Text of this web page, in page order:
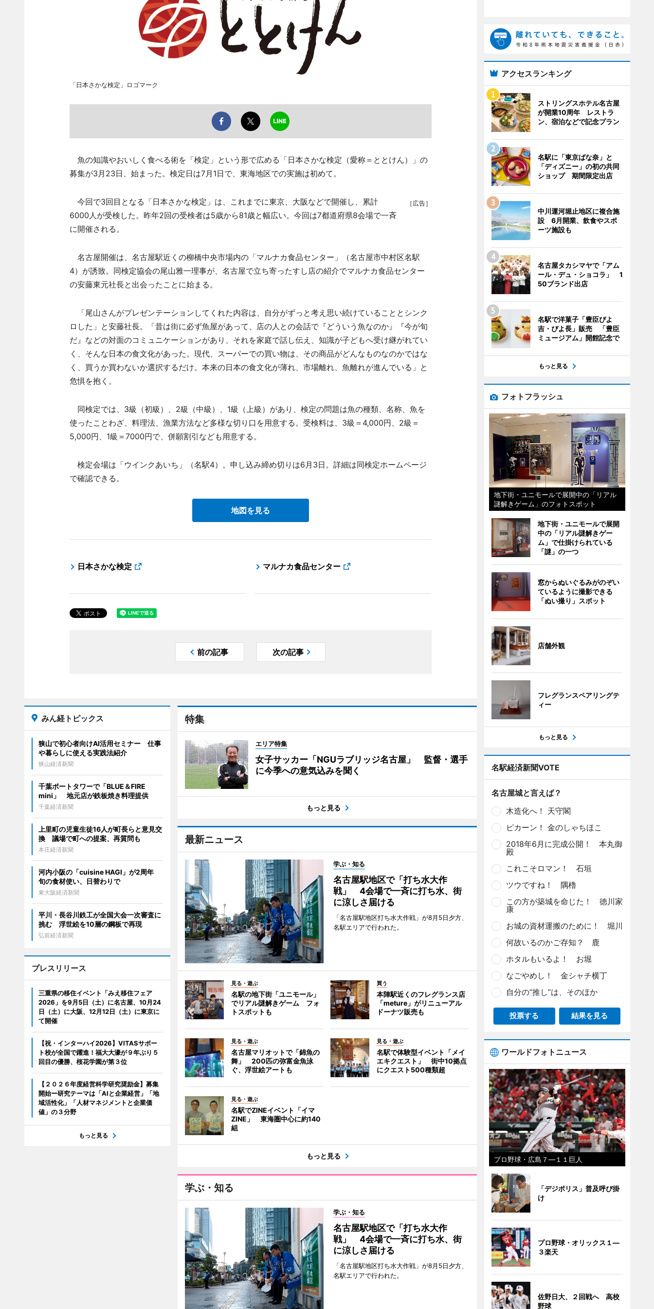
「日本さかな検定」ロゴマーク
魚の知識やおいしく食べる術を「検定」という形で広める「日本さかな検定（愛称＝ととけん）」の
募集が3月23日、始まった。検定日は7月1日で、東海地区での実施は初めて。
［広告］
今回で3回目となる「日本さかな検定」は、これまでに東京、大阪などで開催し、累計
6000人が受検した。昨年2回の受検者は5歳から81歳と幅広い。今回は7都道府県8会場で一斉
に開催される。
名古屋開催は、名古屋駅近くの柳橋中央市場内の「マルナカ食品センター」（名古屋市中村区名駅
4）が誘致。同検定協会の尾山雅一理事が、名古屋で立ち寄ったすし店の紹介でマルナカ食品センター
の安藤東元社長と出会ったことに始まる。
「尾山さんがプレゼンテーションしてくれた内容は、自分がずっと考え思い続けていることとシンク
ロした」と安藤社長。「昔は街に必ず魚屋があって、店の人との会話で『どういう魚なのか』『今が旬
だ』などの対面のコミュニケーションがあり、それを家庭で話し伝え、知識が子どもへ受け継がれてい
く、そんな日本の食文化があった。現代、スーパーでの買い物は、その商品がどんなものなのかではな
く、買うか買わないか選択するだけ。本来の日本の食文化が薄れ、市場離れ、魚離れが進んでいる」と
危惧を抱く。
同検定では、3級（初級）、2級（中級）、1級（上級）があり、検定の問題は魚の種類、名称、魚を
使ったことわざ、料理法、漁業方法など多様な切り口を用意する。受検料は、3級＝4,000円、2級＝
5,000円、1級＝7000円で、併願割引なども用意する。
検定会場は「ウインクあいち」（名駅4）。申し込み締め切りは6月3日。詳細は同検定ホームページ
で確認できる。
地図を見る
日本さかな検定 マルナカ食品センター
前の記事 次の記事
特集
エリア特集
女子サッカー「NGUラブリッジ名古屋」 監督・選手
に今季への意気込みを聞く
もっと見る
最新ニュース
学ぶ・知る
名古屋駅地区で「打ち水大作
戦」 4会場で一斉に打ち水、街
に涼しさ届ける
「名古屋駅地区打ち水大作戦」が8月5日夕方、
名駅エリアで行われた。
見る・遊ぶ
名駅の地下街「ユニモール」
でリアル謎解きゲーム フォ
トスポットも
買う
本陣駅近くのフレグランス店
「meture」がリニューアル
ドーナツ販売も
見る・遊ぶ
名古屋マリオットで「錦魚の
舞」 200匹の弥富金魚泳
ぐ、浮世絵アートも
見る・遊ぶ
名駅で体験型イベント「メイ
エキクエスト」 街中10拠点
にクエスト500種類超
見る・遊ぶ
名駅でZINEイベント「イマ
ZINE」 東海圏中心に約140
組
もっと見る
学ぶ・知る
学ぶ・知る
名古屋駅地区で「打ち水大作
戦」 4会場で一斉に打ち水、街
に涼しさ届ける
「名古屋駅地区打ち水大作戦」が8月5日夕方、
名駅エリアで行われた。
みん経トピックス
狭山で初心者向けAI活用セミナー 仕事
や暮らしに使える実践法紹介
狭山経済新聞
千葉ポートタワーで「BLUE＆FIRE
mini」 地元店が鉄板焼き料理提供
千葉経済新聞
上里町の児童生徒16人が町長らと意見交
換 議場で町への提案、再質問も
本庄経済新聞
河内小阪の「cuisine HAGI」が2周年
旬の食材使い、日替わりで
東大阪経済新聞
平川・長谷川鉄工が全国大会一次審査に
挑む 浮世絵を10層の鋼板で再現
弘前経済新聞
プレスリリース
三重県の移住イベント「みえ移住フェア
2026」を9月5日（土）に名古屋、10月24
日（土）に大阪、12月12日（土）に東京に
て開催
【祝・インターハイ2026】VITASサポー
ト校が全国で躍進！福大大濠が９年ぶり５
回目の優勝、桜花学園が第３位
【２０２６年度経営科学研究奨励金】募集
開始ー研究テーマは「AIと企業経営」「地
域活性化」「人材マネジメントと企業価
値」の３分野
もっと見る
アクセスランキング
ストリングスホテル名古屋
が開業10周年 レストラ
ン、宿泊などで記念プラン
名駅に「東京ばな奈」と
「ディズニー」の初の共同
ショップ 期間限定出店
中川運河堀止地区に複合施
設 6月開業、飲食やスポ
ーツ施設も
名古屋タカシマヤで「アム
ール・デュ・ショコラ」 1
50ブランド出店
名駅で洋菓子「豊臣ぴよ
吉・ぴよ長」販売 「豊臣
ミュージアム」開館記念で
もっと見る
フォトフラッシュ
地下街・ユニモールで展開中の「リアル
謎解きゲーム」のフォトスポット
地下街・ユニモールで展開
中の「リアル謎解きゲー
ム」で仕掛けられている
「謎」の一つ
窓からぬいぐるみがのぞい
ているように撮影できる
「ぬい撮り」スポット
店舗外観
フレグランスペアリングテ
ィー
もっと見る
名駅経済新聞VOTE
名古屋城と言えば？
木造化へ！ 天守閣
ピカーン！ 金のしゃちほこ
2018年6月に完成公開！ 本丸御
殿
これこそロマン！ 石垣
ツウですね！ 隅櫓
この方が築城を命じた！ 徳川家
康
お城の資材運搬のために！ 堀川
何故いるのかご存知？ 鹿
ホタルもいるよ！ お堀
なごやめし！ 金シャチ横丁
自分の“推し”は、そのほか
投票する 結果を見る
ワールドフォトニュース
プロ野球・広島７―１１巨人
「デジポリス」普及呼び掛
け
プロ野球・オリックス１―
３楽天
佐野日大、２回戦へ 高校
野球